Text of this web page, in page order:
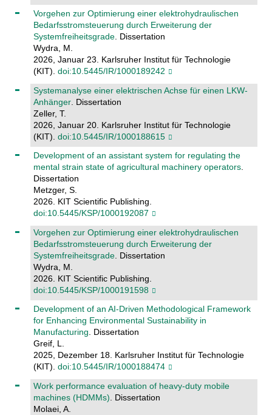
Vorgehen zur Optimierung einer elektrohydraulischen
Bedarfsstromsteuerung durch Erweiterung der
Systemfreiheitsgrade. Dissertation
Wydra, M.
2026, Januar 23. Karlsruher Institut für Technologie
(KIT). doi:10.5445/IR/1000189242
Systemanalyse einer elektrischen Achse für einen LKW-
Anhänger. Dissertation
Zeller, T.
2026, Januar 20. Karlsruher Institut für Technologie
(KIT). doi:10.5445/IR/1000188615
Development of an assistant system for regulating the
mental strain state of agricultural machinery operators.
Dissertation
Metzger, S.
2026. KIT Scientific Publishing.
doi:10.5445/KSP/1000192087
Vorgehen zur Optimierung einer elektrohydraulischen
Bedarfsstromsteuerung durch Erweiterung der
Systemfreiheitsgrade. Dissertation
Wydra, M.
2026. KIT Scientific Publishing.
doi:10.5445/KSP/1000191598
Development of an AI-Driven Methodological Framework
for Enhancing Environmental Sustainability in
Manufacturing. Dissertation
Greif, L.
2025, Dezember 18. Karlsruher Institut für Technologie
(KIT). doi:10.5445/IR/1000188474
Work performance evaluation of heavy-duty mobile
machines (HDMMs) . Dissertation
Molaei, A.